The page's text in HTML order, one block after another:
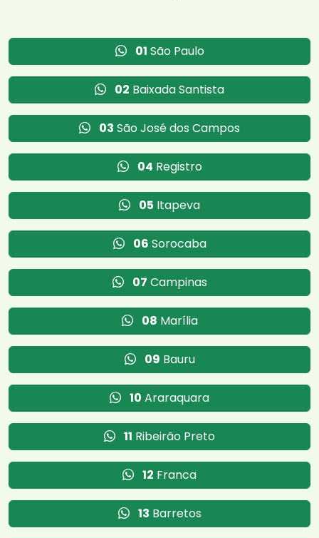
01 São Paulo
02 Baixada Santista
03 São José dos Campos
04 Registro
05 Itapeva
06 Sorocaba
07 Campinas
08 Marília
09 Bauru
10 Araraquara
11 Ribeirão Preto
12 Franca
13 Barretos